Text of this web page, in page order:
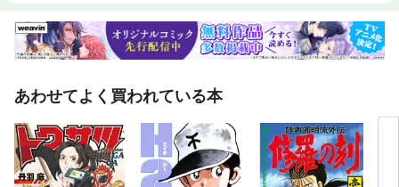
あわせてよく買われている本